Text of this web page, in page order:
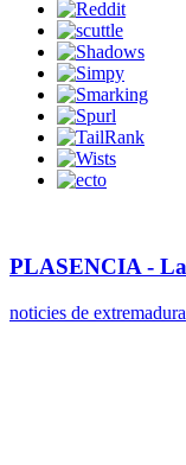
PLASENCIA - La
noticies de extremadura